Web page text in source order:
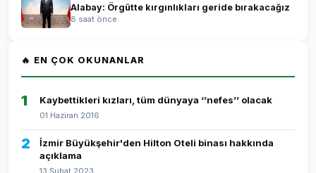
Alabay: Örgütte kırgınlıkları geride bırakacağız
8 saat önce
🔥 EN ÇOK OKUNANLAR
1 Kaybettikleri kızları, tüm dünyaya ‘’nefes’’ olacak
01 Haziran 2016
2
İzmir Büyükşehir'den Hilton Oteli binası hakkında
açıklama
13 Şubat 2023